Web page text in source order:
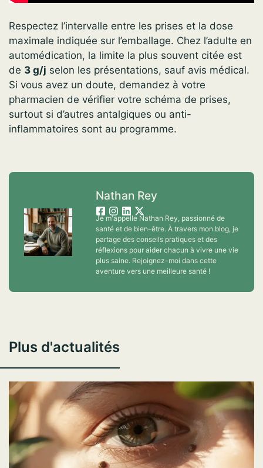
Respectez l’intervalle entre les prises et la dose
maximale indiquée sur l’emballage. Chez l’adulte en
automédication, la limite la plus souvent citée est
de 3 g/j selon les présentations, sauf avis médical.
Si vous avez un doute, demandez à votre
pharmacien de vérifier votre schéma de prises,
surtout si d’autres antalgiques ou anti-
inflammatoires sont au programme.
Nathan Rey
Je m'appelle Nathan Rey, passionné de
santé et de bien-être. À travers mon blog, je
partage des conseils pratiques et des
réflexions pour aider chacun à vivre une vie
plus saine. Rejoignez-moi dans cette
aventure vers une meilleure santé !
Plus d'actualités